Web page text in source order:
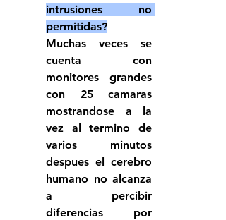
intrusiones no
permitidas?
Muchas veces se
cuenta con
monitores grandes
con 25 camaras
mostrandose a la
vez al termino de
varios minutos
despues el cerebro
humano no alcanza
a percibir
diferencias  por